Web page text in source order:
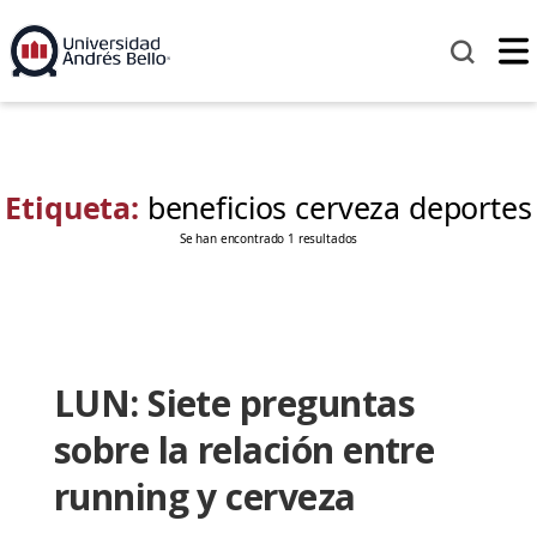
Etiqueta: beneficios cerveza deportes
Se han encontrado 1 resultados
LUN: Siete preguntas
sobre la relación entre
running y cerveza